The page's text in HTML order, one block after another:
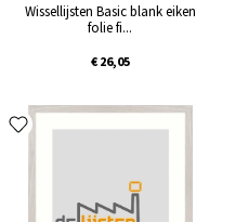
Wissellijsten Basic blank eiken
folie fi...
€ 26,05